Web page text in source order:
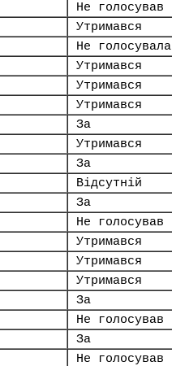
Не голосував
Утримався
Не голосувала
Утримався
Утримався
Утримався
За
Утримався
За
Відсутній
За
Не голосував
Утримався
Утримався
Утримався
За
Не голосував
За
Не голосував